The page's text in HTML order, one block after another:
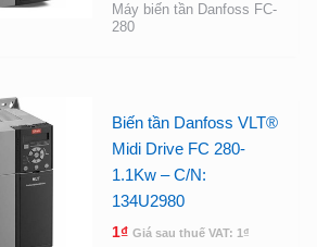
Máy biến tần Danfoss FC-
280
Biến tần Danfoss VLT®
Midi Drive FC 280-
1.1Kw – C/N:
134U2980
1₫ Giá sau thuế VAT: 1 ₫